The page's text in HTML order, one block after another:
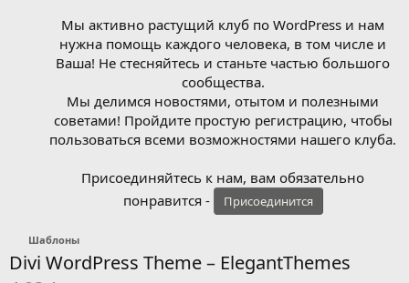
Мы активно растущий клуб по WordPress и нам
нужна помощь каждого человека, в том числе и
Ваша! Не стесняйтесь и станьте частью большого
сообщества.
Мы делимся новостями, отытом и полезными
советами! Пройдите простую регистрацию, чтобы
пользоваться всеми возможностями нашего клуба.
Присоединяйтесь к нам, вам обязательно
понравится -
Присоединится
Шаблоны
Divi WordPress Theme – ElegantThemes